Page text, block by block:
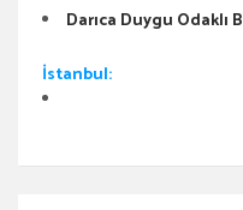
Darıca Duygu
İstanbul: